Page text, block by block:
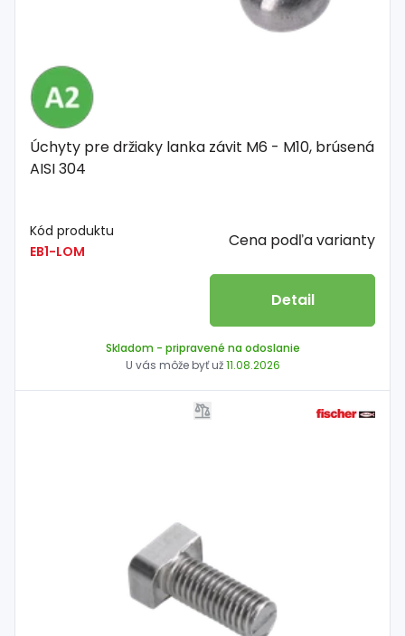
Úchyty pre držiaky lanka závit M6 - M10, brúsená
AISI 304
Kód produktu
EB1-LOM
Cena podľa varianty
Detail
Skladom - pripravené na odoslanie
U vás môže byť už11.08.2026